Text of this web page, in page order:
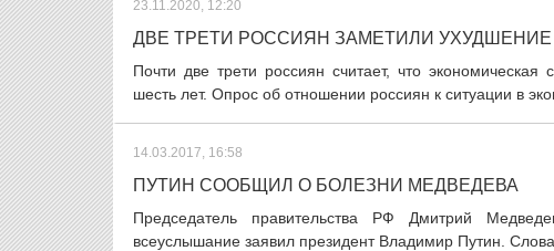
23.11.2020, 12:20
ДВЕ ТРЕТИ РОССИЯН ЗАМЕТИЛИ
Почти две трети россиян считает, что
шесть лет. Опрос об отношении россиян к ситуации в
14.03.2017, 16:58
ПУТИН СООБЩИЛ О БОЛЕЗНИ МЕДВЕДЕВА
Председатель правительства РФ Дмитрий
всеуслышание заявил президент Владимир Путин.